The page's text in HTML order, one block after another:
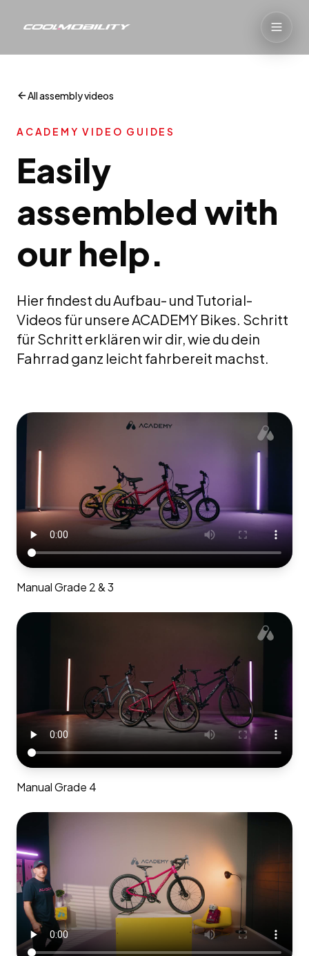
All assembly videos
ACADEMY VIDEO GUIDES
Easily
assembled with
our help.
Hier findest du Aufbau- und Tutorial-
Videos für unsere ACADEMY Bikes. Schritt
für Schritt erklären wir dir, wie du dein
Fahrrad ganz leicht fahrbereit machst.
Manual Grade 2 & 3
Manual Grade 4